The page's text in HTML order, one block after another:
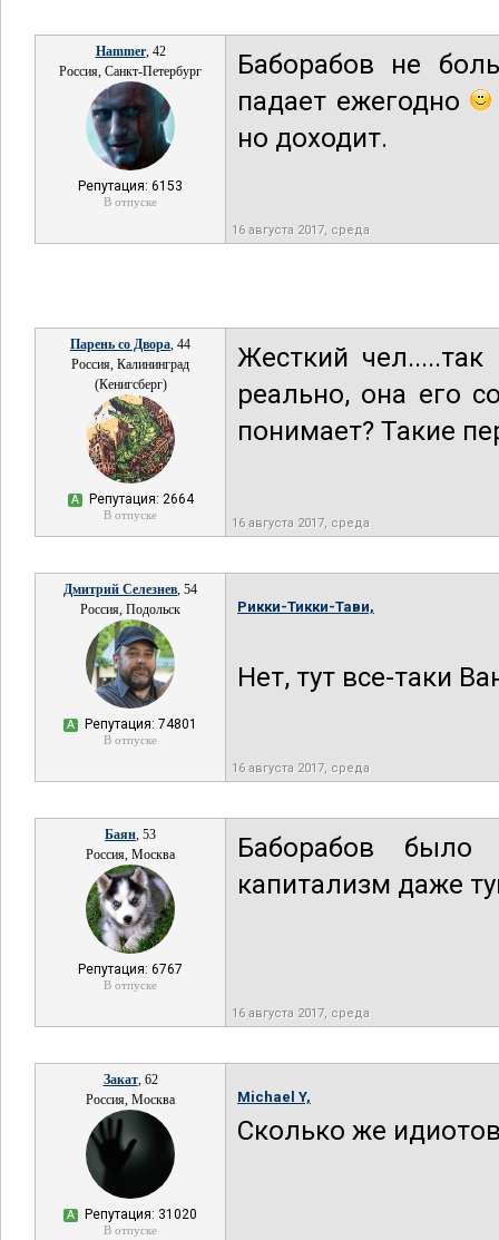
Hammer, 42
Россия, Санкт-Петербург
Репутация: 6153
В отпуске
Баборабов не
падает ежегодно
но доходит.
16 августа 2017, среда
Парень со Двора, 44
Россия, Калининград
(Кенигсберг)
А Репутация: 2664
В отпуске
Жесткий
реально, она его
понимает? Такие
16 августа 2017, среда
Дмитрий Селезнев, 54
Россия, Подольск
А Репутация: 74801
В отпуске
Рикки-Тикки-Тави,
Нет, тут все-таки
16 августа 2017, среда
Баян, 53
Россия, Москва
Репутация: 6767
В отпуске
Баборабов
капитализм даже
16 августа 2017, среда
Закат, 62
Россия, Москва
А Репутация: 31020
В отпуске
Michael Y,
Сколько же